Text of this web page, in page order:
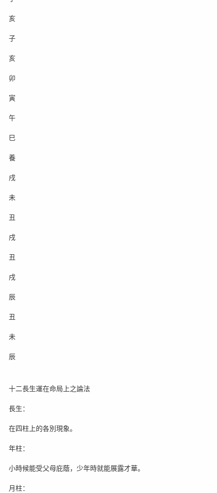
亥
子
亥
卯
寅
午
巳
養
戌
未
丑
戌
丑
戌
辰
丑
未
辰
十二長生運在命局上之論法
長生：
在四柱上的各別現象。
年柱：
小時候能受父母庇蔭，少年時就能展露才華。
月柱：